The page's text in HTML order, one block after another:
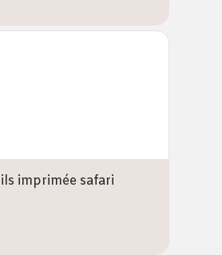
imprimée safari